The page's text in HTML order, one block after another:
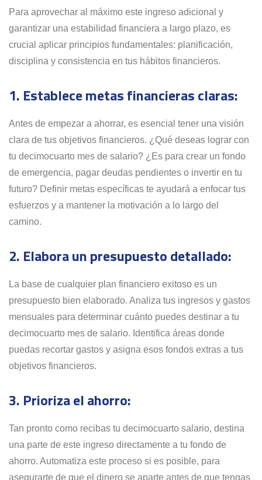
Para aprovechar al máximo este ingreso adicional y
garantizar una estabilidad financiera a largo plazo, es
crucial aplicar principios fundamentales: planificación,
disciplina y consistencia en tus hábitos financieros.
1. Establece metas financieras claras:
Antes de empezar a ahorrar, es esencial tener una visión
clara de tus objetivos financieros. ¿Qué deseas lograr con
tu decimocuarto mes de salario? ¿Es para crear un fondo
de emergencia, pagar deudas pendientes o invertir en tu
futuro? Definir metas específicas te ayudará a enfocar tus
esfuerzos y a mantener la motivación a lo largo del
camino.
2. Elabora un presupuesto detallado:
La base de cualquier plan financiero exitoso es un
presupuesto bien elaborado. Analiza tus ingresos y gastos
mensuales para determinar cuánto puedes destinar a tu
decimocuarto mes de salario. Identifica áreas donde
puedas recortar gastos y asigna esos fondos extras a tus
objetivos financieros.
3. Prioriza el ahorro:
Tan pronto como recibas tu decimocuarto salario, destina
una parte de este ingreso directamente a tu fondo de
ahorro. Automatiza este proceso si es posible, para
asegurarte de que el dinero se aparte antes de que tengas